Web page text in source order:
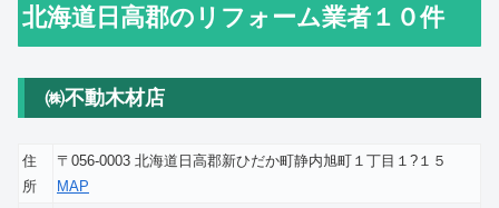
北海道日高郡のリフォーム業者１０件
㈱不動木材店
住
所
〒056-0003 北海道日高郡新ひだか町静内旭町１丁目１?１５
MAP